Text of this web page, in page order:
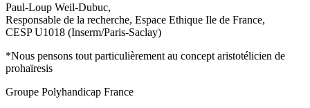
Paul-Loup Weil-Dubuc,
Responsable de la recherche, Espace Ethique Ile de France,
CESP U1018 (Inserm/Paris-Saclay)
*Nous pensons tout particulièrement au concept aristotélicien de
prohaïresis
Groupe Polyhandicap France